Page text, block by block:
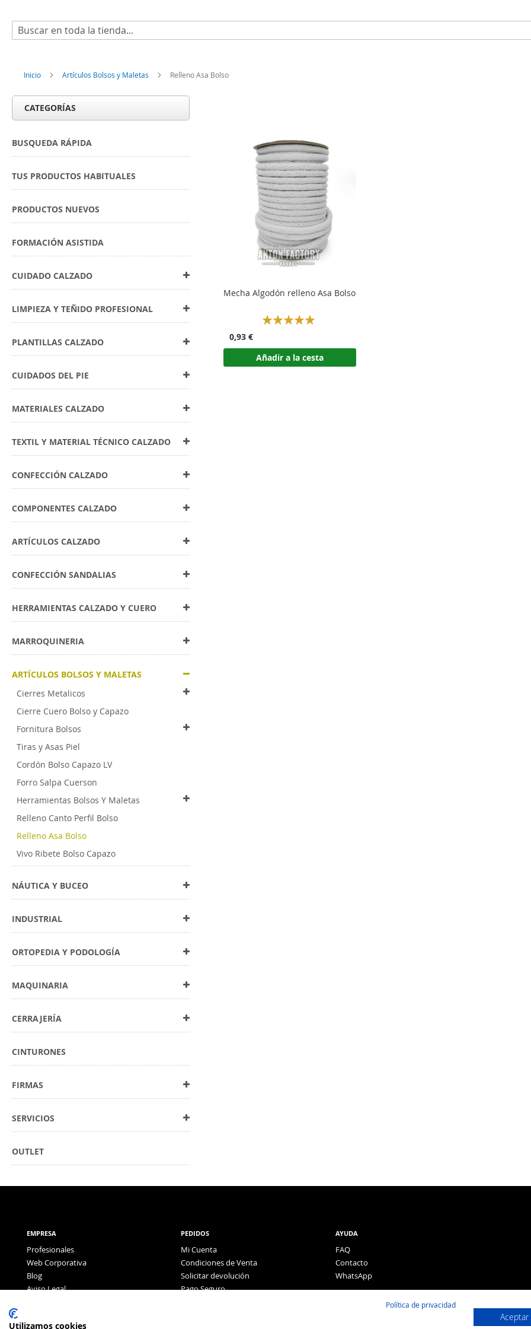
Buscar
Inicio Artículos Bolsos y Maletas Relleno Asa Bolso
Mecha Algodón relleno Asa Bolso
Rating:
0,93 €
Añadir a la cesta
CATEGORÍAS
BUSQUEDA RÁPIDA
TUS PRODUCTOS HABITUALES
PRODUCTOS NUEVOS
FORMACIÓN ASISTIDA
CUIDADO CALZADO
LIMPIEZA Y TEÑIDO PROFESIONAL
PLANTILLAS CALZADO
CUIDADOS DEL PIE
MATERIALES CALZADO
TEXTIL Y MATERIAL TÉCNICO CALZADO
CONFECCIÓN CALZADO
COMPONENTES CALZADO
ARTÍCULOS CALZADO
CONFECCIÓN SANDALIAS
HERRAMIENTAS CALZADO Y CUERO
MARROQUINERIA
ARTÍCULOS BOLSOS Y MALETAS
Cierres Metalicos
Cierre Cuero Bolso y Capazo
Fornitura Bolsos
Tiras y Asas Piel
Cordón Bolso Capazo LV
Forro Salpa Cuerson
Herramientas Bolsos Y Maletas
Relleno Canto Perfil Bolso
Relleno Asa Bolso
Vivo Ribete Bolso Capazo
NÁUTICA Y BUCEO
INDUSTRIAL
ORTOPEDIA Y PODOLOGÍA
MAQUINARIA
CERRAJERÍA
CINTURONES
FIRMAS
SERVICIOS
OUTLET
EMPRESA
Profesionales
Web Corporativa
Blog
Aviso Legal
PEDIDOS
Mi Cuenta
Condiciones de Venta
Solicitar devolución
Pago Seguro
AYUDA
FAQ
Contacto
WhatsApp
Política de privacidad
Utilizamos cookies